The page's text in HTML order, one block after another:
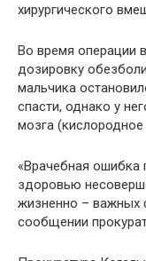
хирургического
Во время операции
дозировку
мальчика
спасти, однако у
мозга (кислородное
«Врачебная ошибка
здоровью
жизненно – важных
сообщении